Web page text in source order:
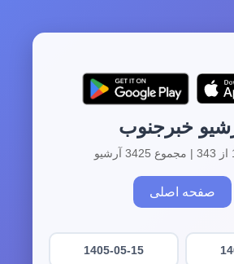
خبرجنوب
صفحه اصلی
1405-05-15